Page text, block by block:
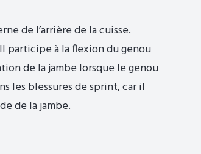
de l’arrière de la cuisse.
participe à la flexion du genou
de la jambe lorsque le genou
les blessures de sprint, car il
de la jambe.